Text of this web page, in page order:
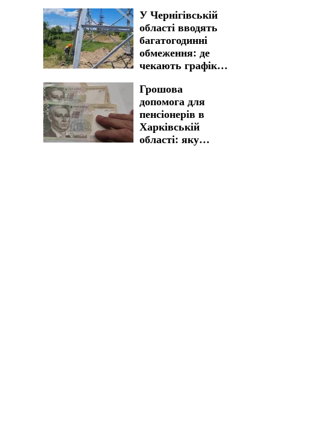
отримання
У Чернігівській
області вводять
багатогодинні
обмеження: де
чекають графіки
світла на 6 та 7
серпня
Грошова
допомога для
пенсіонерів в
Харківській
області: яку